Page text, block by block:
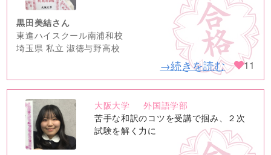
黒田美結さん
東進ハイスクール南浦和校
埼玉県 私立 淑徳与野高校
→続きを読む 11
no
image
大阪大学
外国語学部
苦手な和訳のコツを受講で掴み、２次
試験を解く力に